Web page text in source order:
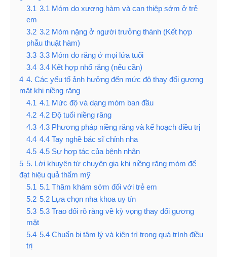
3.1 3.1 Móm do xương hàm và can thiệp sớm ở trẻ
em
3.2 3.2 Móm nặng ở người trưởng thành (Kết hợp
phẫu thuật hàm)
3.3 3.3 Móm do răng ở mọi lứa tuổi
3.4 3.4 Kết hợp nhổ răng (nếu cần)
4 4. Các yếu tố ảnh hưởng đến mức độ thay đổi gương
mặt khi niềng răng
4.1 4.1 Mức độ và dạng móm ban đầu
4.2 4.2 Độ tuổi niềng răng
4.3 4.3 Phương pháp niềng răng và kế hoạch điều trị
4.4 4.4 Tay nghề bác sĩ chỉnh nha
4.5 4.5 Sự hợp tác của bệnh nhân
5 5. Lời khuyên từ chuyên gia khi niềng răng móm để
đạt hiệu quả thẩm mỹ
5.1 5.1 Thăm khám sớm đối với trẻ em
5.2 5.2 Lựa chọn nha khoa uy tín
5.3 5.3 Trao đổi rõ ràng về kỳ vọng thay đổi gương
mặt
5.4 5.4 Chuẩn bị tâm lý và kiên trì trong quá trình điều
trị